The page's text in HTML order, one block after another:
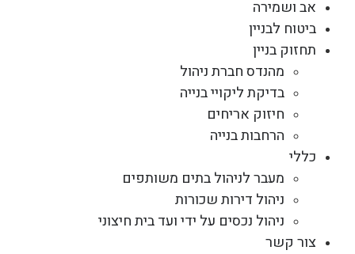
אב ושמירה
ביטוח לבניין
תחזוק בניין
מהנדס חברת ניהול
בדיקת ליקויי בנייה
חיזוק אריחים
הרחבות בנייה
כללי
מעבר לניהול בתים משותפים
ניהול דירות שכורות
ניהול נכסים על ידי ועד בית חיצוני
צור קשר